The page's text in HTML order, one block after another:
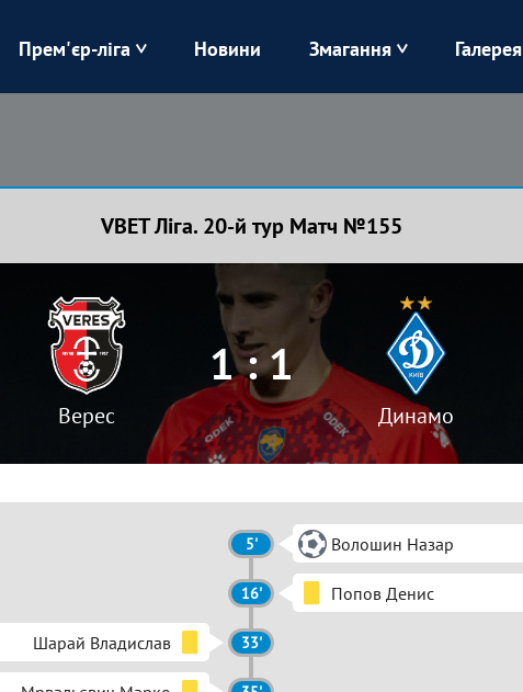
Карпати Колос
Харків Чорноморець
Прем'єр-ліга Новини Змагання Галерея
VBET Ліга. 20-й тур Матч №155
Верес
1 : 1
Динамо
5' Волошин Назар
16' Попов Денис
Шарай Владислав 33'